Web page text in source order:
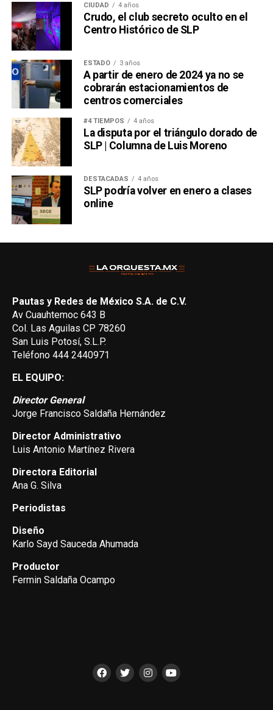
CIUDAD 4 años
Crudo, el club secreto oculto en el
Centro Histórico de SLP
ESTADO 3 años
A partir de enero de 2024 ya no se
cobrarán estacionamientos de
centros comerciales
#4 TIEMPOS 4 años
La disputa por el triángulo dorado de
SLP | Columna de Luis Moreno
DESTACADAS 4 años
SLP podría volver en enero a clases
online
Pautas y Redes de México S.A. de C.V.
Av Cuauhtemoc 643 B
Col. Las Aguilas CP 78260
San Luis Potosí, S.L.P.
Teléfono 444 2440971
EL EQUIPO:
Director General
Jorge Francisco Saldaña Hernández
Director Administrativo
Luis Antonio Martínez Rivera
Directora Editorial
Ana G. Silva
Periodistas
Diseño
Karlo Sayd Sauceda Ahumada
Productor
Fermin Saldaña Ocampo